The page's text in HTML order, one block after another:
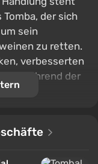
der sich
sein
zu retten.
verbesserten
während der